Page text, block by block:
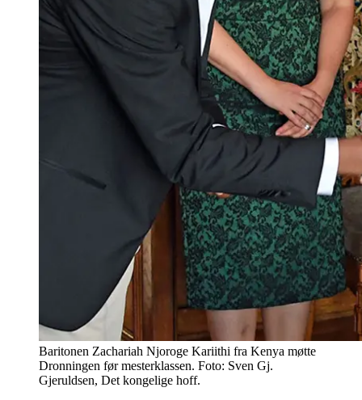
Baritonen Zachariah Njoroge Kariithi fra Kenya møtte
Dronningen før mesterklassen. Foto: Sven Gj.
Gjeruldsen, Det kongelige hoff.